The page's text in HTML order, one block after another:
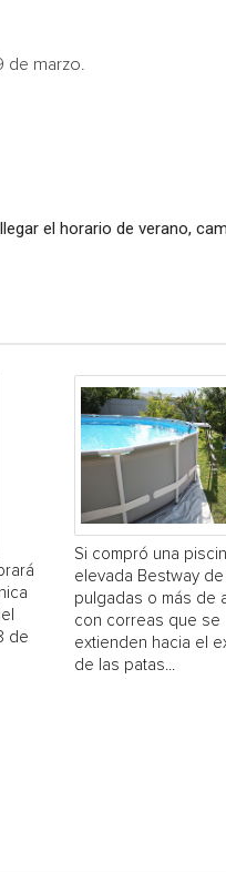
marzo.
el horario de verano,
de
Si compró una
elevada Bestway de
pulgadas o más de
con correas que se
extienden hacia el
de las patas...